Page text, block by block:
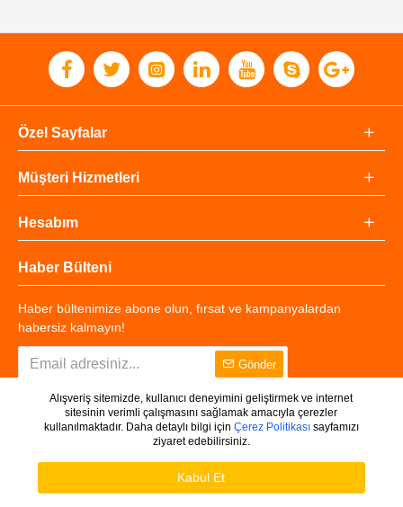
Özel Sayfalar
Müşteri Hizmetleri
Hesabım
Haber Bülteni
Haber bültenimize abone olun, fırsat ve kampanyalardan
habersiz kalmayın!
Gönder
Copyright © 2025 - Tüm Hakları Saklıdır.
Alışveriş sitemizde, kullanıcı deneyimini geliştirmek ve internet
sitesinin verimli çalışmasını sağlamak amacıyla çerezler
kullanılmaktadır. Daha detaylı bilgi için Çerez Politikasısayfamızı
ziyaret edebilirsiniz.
Kabul Et
Ürünleri Filtrele